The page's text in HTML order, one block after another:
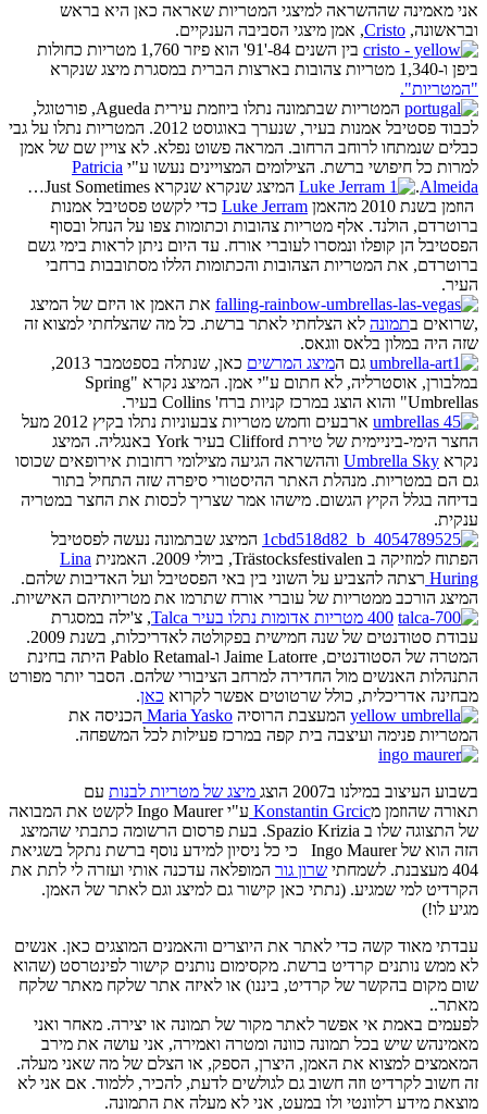
אני מאמינה שההשראה למיצגי המטריות שאראה כאן היא בראש
ובראשונה,Cristo, אמן מיצגי הסביבה הענקיים.
בין השנים 84-'91' הוא פיזר 1,760 מטריות כחולות
ביפן ו-1,340 מטריות צהובות בארצות הברית במסגרת מיצג שנקרא
"המטריות".
המטריות שבתמונה נתלו ביוזמת עירית Agueda, פורטוגל,
לכבוד פסטיבל אמנות בעיר, שנערך באוגוסט 2012. המטריות נתלו על גבי
כבלים שנמתחו לרוחב הרחוב. המראה פשוט נפלא. לא צויין שם של אמן
למרות כל חיפושי ברשת. הצילומים המצויינים נעשו ע"יPatricia
Almeida
.
המיצג שנקרא שנקרא Just Sometimes…
הוזמן בשנת 2010 מהאמן
Luke Jerramכדי לקשט פסטיבל אמנות
ברוטרדם, הולנד. אלף מטריות צהובות וכתומות צפו על הנחל ובסוף
הפסטיבל הן קופלו ונמסרו לעוברי אורח. עד היום ניתן לראות בימי גשם
ברוטרדם, את המטריות הצהובות והכתומות הללו מסתובבות ברחבי
העיר.
את האמן או היזם של המיצג
,שרואים ב תמונהלא הצלחתי לאתר ברשת. כל מה שהצלחתי למצוא זה
שזה היה במלון בלאס ווגאס.
גם ה מיצג המרשים
כאן, שנתלה בספטמבר 2013,
במלבורן, אוסטרליה, לא חתום ע"י אמן. המיצג נקרא "Spring
Umbrellas" והוא הוצג במרכז קניות ברח' Collins בעיר.
ארבעים וחמש מטריות צבעוניות נתלו בקיץ 2012 מעל
החצר הימי-ביניימית של טירת Clifford בעיר York באנגליה. המיצג
נקראUmbrella Skyוההשראה הגיעה מצילומי רחובות אירופאים שכוסו
גם הם במטריות. מנהלת האתר ההיסטורי סיפרה שזה התחיל בתור
בדיחה בגלל הקיץ הגשום. מישהו אמר שצריך לכסות את החצר במטריה
ענקית.
המיצג שבתמונה נעשה לפסטיבל
הפתוח למוזיקה ב Trästocksfestivalen, ביולי 2009. האמנית
Lina
Huring רצתה להצביע על השוני בין באי הפסטיבל ועל האדיבות שלהם.
המיצג הורכב ממטריות של עוברי אורח שתרמו את מטריותיהם האישיות.
400 מטריות אדומות נתלו בעיר Talca
, צ'ילה במסגרת
עבודת סטודנטים של שנה חמישית בפקולטה לאדריכלות, בשנת 2009.
המטרה של הסטודנטים, Jaime Latorre ו-Pablo Retamal היתה בחינת
התנהלות האנשים מול החדירה למרחב הציבורי שלהם. הסבר יותר מפורט
מבחינה אדריכלית, כולל שרטוטים אפשר לקרואכאן.
המעצבת הרוסיהMaria Yasko הכניסה את
המטריות פנימה ועיצבה בית קפה במרכז פעילות לכל המשפחה.
בשבוע העיצוב במילנו ב2007 הוצג מיצג של מטריות לבנותעם
תאורה שהוזמן מKonstantin Grcic
ע"י Ingo Maurer לקשט את המבואה
של התצוגה שלו ב Spazio Krizia. בעת פרסום הרשומה כתבתי שהמיצג
הזה הוא של Ingo Maurer כי כל ניסיון למידע נוסף ברשת נתקל בשגיאת
404 מעצבנת. לשמחתי
שרון גורהמופלאה עדכנה אותי ועזרה לי לתת את
הקרדיט למי שמגיע. (נתתי כאן קישור גם למיצג וגם לאתר של האמן.
מגיע לו!)
עבדתי מאוד קשה כדי לאתר את היוצרים והאמנים המוצגים כאן. אנשים
לא ממש נותנים קרדיט ברשת. מקסימום נותנים קישור לפינטרסט (שהוא
שום מקום בהקשר של קרדיט, ביננו) או לאיזה אתר שלקח מאתר שלקח
מאתר..
לפעמים באמת אי אפשר לאתר מקור של תמונה או יצירה. מאחר ואני
מאמינהש שיש בכל תמונה כוונה ומטרה ואמירה, אני עושה את מירב
המאמצים למצוא את האמן, היצרן, הספק, או הצלם של מה שאני מעלה.
זה חשוב לקרדיט וזה חשוב גם לגולשים לדעת, להכיר, ללמוד. אם אני לא
מוצאת מידע רלוונטי ולו במעט, אני לא מעלה את התמונה.